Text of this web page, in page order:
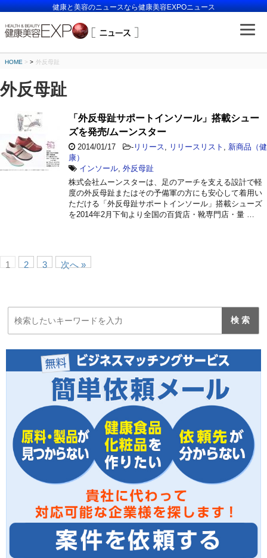
健康と美容のニュースなら健康美容EXPOニュース
HOME > 外反母趾
外反母趾
「外反母趾サポートインソール」搭載シュー
ズを発売/ムーンスター
2014/01/17 - リリース リリースリスト
新商品（健
康）
インソール 外反母趾
株式会社ムーンスターは、足のアーチを支える設計で軽
度の外反母趾またはその予備軍の方にも安心して着用い
ただける「外反母趾サポートインソール」搭載シューズ
を2014年2月下旬より全国の百貨店・靴専門店・量 …
1 2 3 次へ »